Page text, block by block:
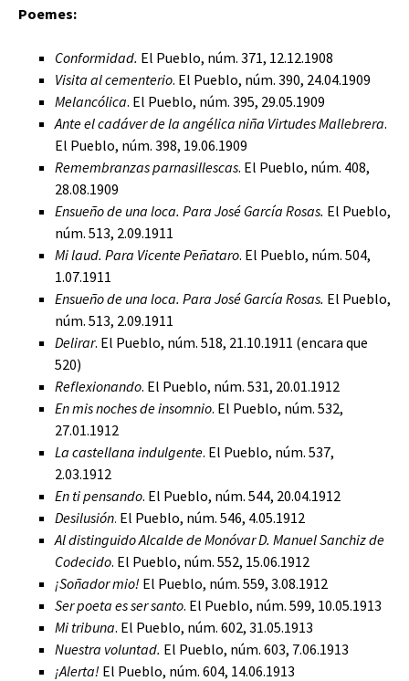
Poemes:
Conformidad. El Pueblo, núm. 371, 12.12.1908
Visita al cementerio. El Pueblo, núm. 390, 24.04.1909
Melancólica. El Pueblo, núm. 395, 29.05.1909
Ante el cadáver de la angélica niña Virtudes Mallebrera.
El Pueblo, núm. 398, 19.06.1909
Remembranzas parnasillescas. El Pueblo, núm. 408,
28.08.1909
Ensueño de una loca. Para José García Rosas. El Pueblo,
núm. 513, 2.09.1911
Mi laud. Para Vicente Peñataro. El Pueblo, núm. 504,
1.07.1911
Ensueño de una loca. Para José García Rosas. El Pueblo,
núm. 513, 2.09.1911
Delirar. El Pueblo, núm. 518, 21.10.1911 (encara que
520)
Reflexionando. El Pueblo, núm. 531, 20.01.1912
En mis noches de insomnio. El Pueblo, núm. 532,
27.01.1912
La castellana indulgente. El Pueblo, núm. 537,
2.03.1912
En ti pensando. El Pueblo, núm. 544, 20.04.1912
Desilusión. El Pueblo, núm. 546, 4.05.1912
Al distinguido Alcalde de Monóvar D. Manuel Sanchiz de
Codecido. El Pueblo, núm. 552, 15.06.1912
¡Soñador mio! El Pueblo, núm. 559, 3.08.1912
Ser poeta es ser santo. El Pueblo, núm. 599, 10.05.1913
Mi tribuna. El Pueblo, núm. 602, 31.05.1913
Nuestra voluntad. El Pueblo, núm. 603, 7.06.1913
¡Alerta! El Pueblo, núm. 604, 14.06.1913